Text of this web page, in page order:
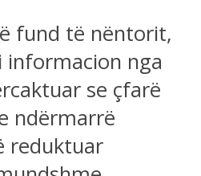
fund të nëntorit,
informacion nga
se çfarë
ndërmarrë
reduktuar